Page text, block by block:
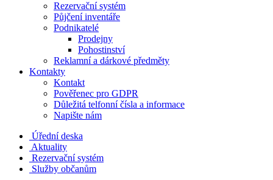
Rezervační systém
Půjčení inventáře
Podnikatelé
Prodejny
Pohostinství
Reklamní a dárkové předměty
Kontakty
Kontakt
Pověřenec pro GDPR
Důležitá telfonní čísla a informace
Napište nám
Úřední deska
Aktuality
Rezervační systém
Služby občanům